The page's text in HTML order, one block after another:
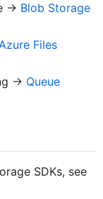
-> Blob Storage
Files
-> Queue
SDKs, see